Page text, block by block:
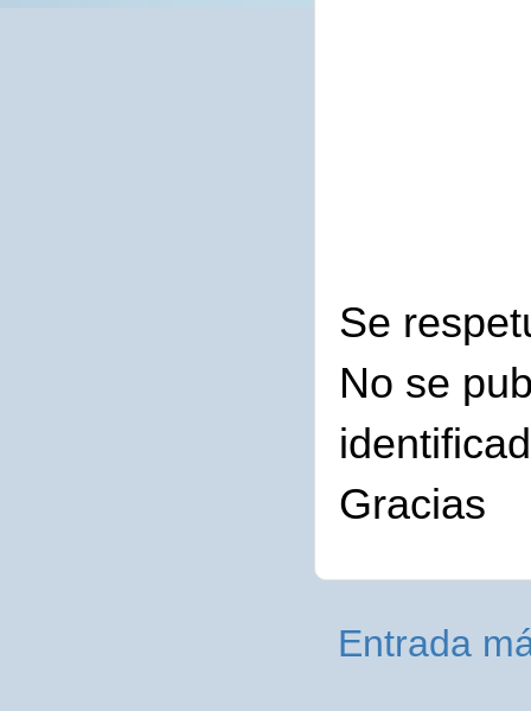
Se
No se
Gracias
Entrada